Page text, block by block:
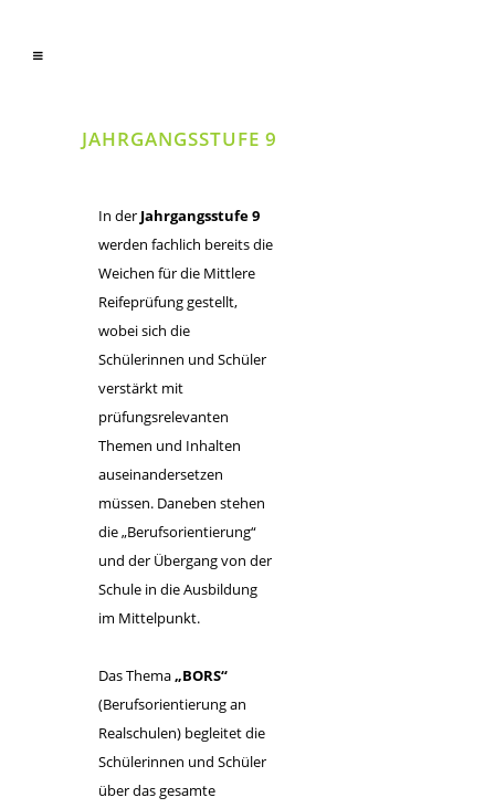
JAHRGANGSSTUFE 9
In der Jahrgangsstufe 9
werden fachlich bereits die
Weichen für die Mittlere
Reifeprüfung gestellt,
wobei sich die
Schülerinnen und Schüler
verstärkt mit
prüfungsrelevanten
Themen und Inhalten
auseinandersetzen
müssen. Daneben stehen
die „Berufsorientierung“
und der Übergang von der
Schule in die Ausbildung
im Mittelpunkt.
Das Thema„BORS“
(Berufsorientierung an
Realschulen) begleitet die
Schülerinnen und Schüler
über das gesamte